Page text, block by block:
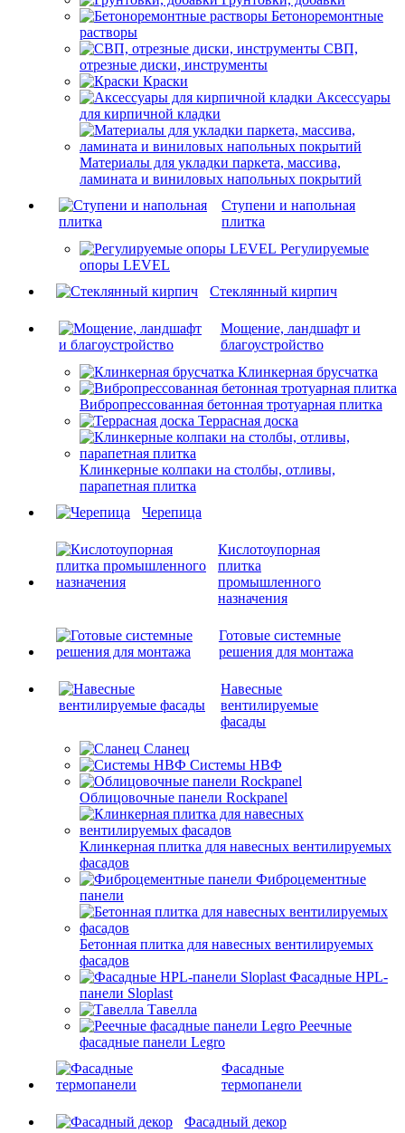
Бетоноремонтные
растворы
СВП,
отрезные диски, инструменты
Краски
Аксессуары
для кирпичной кладки
Материалы для укладки паркета, массива,
ламината и виниловых напольных покрытий
Ступени и напольная
плитка
Регулируемые
опоры LEVEL
Cтеклянный кирпич
Мощение, ландшафт и
благоустройство
Клинкерная брусчатка
Вибропрессованная бетонная тротуарная плитка
Террасная доска
Клинкерные колпаки на столбы, отливы,
парапетная плитка
Черепица
Кислотоупорная
плитка
промышленного
назначения
Готовые системные
решения для монтажа
Навесные
вентилируемые
фасады
Сланец
Системы НВФ
Облицовочные панели Rockpanel
Клинкерная плитка для навесных вентилируемых
фасадов
Фиброцементные
панели
Бетонная плитка для навесных вентилируемых
фасадов
Фасадные HPL-
панели Sloplast
Тавелла
Реечные
фасадные панели Legro
Фасадные
термопанели
Фасадный декор